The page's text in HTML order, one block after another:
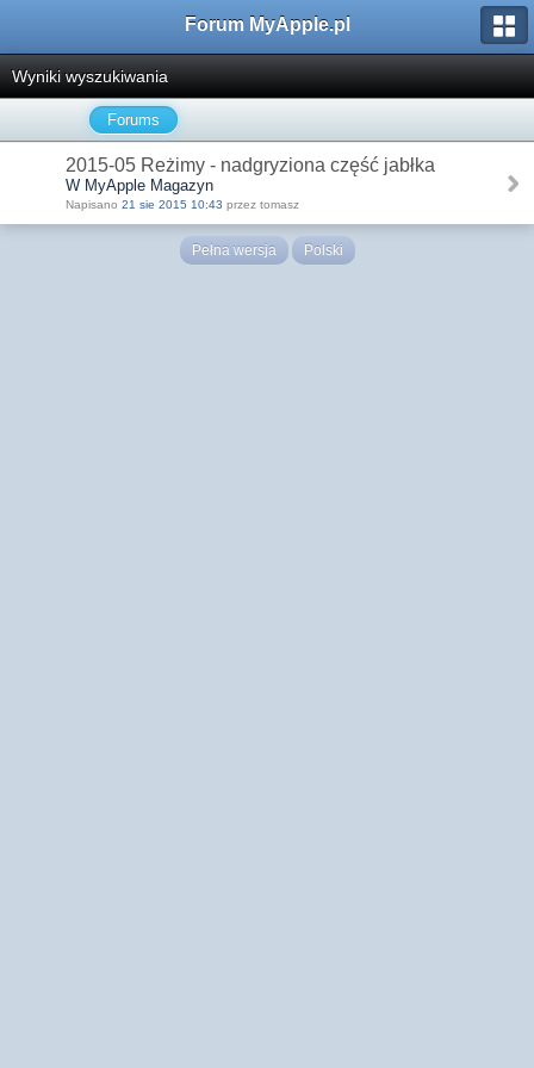
Forum MyApple.pl
Wyniki wyszukiwania
Forums
2015-05 Reżimy - nadgryziona część jabłka
W MyApple Magazyn
Napisano 21 sie 2015 10:43 przez tomasz
Pełna wersja Polski